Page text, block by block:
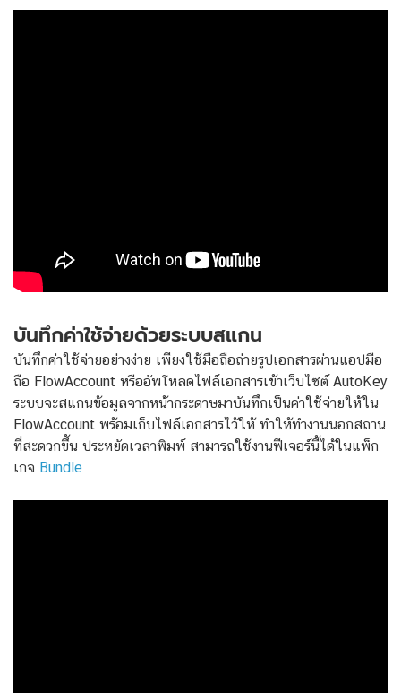
บันทึกค่าใช้จ่ายด้วยระบบสแกน
บันทึกค่าใช้จ่ายอย่างง่าย เพียงใช้มือถือถ่ายรูปเอกสารผ่านแอปมือ
ถือ FlowAccount หรืออัพโหลดไฟล์เอกสารเข้าเว็บไซต์ AutoKey
ระบบจะสแกนข้อมูลจากหน้ากระดาษมาบันทึกเป็นค่าใช้จ่ายให้ใน
FlowAccount พร้อมเก็บไฟล์เอกสารไว้ให้ ทำให้ทำงานนอกสถาน
ที่สะดวกขึ้น ประหยัดเวลาพิมพ์ สามารถใช้งานฟีเจอร์นี้ได้ในแพ็ก
เกจ Bundle